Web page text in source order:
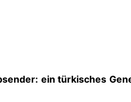
ein türkisches